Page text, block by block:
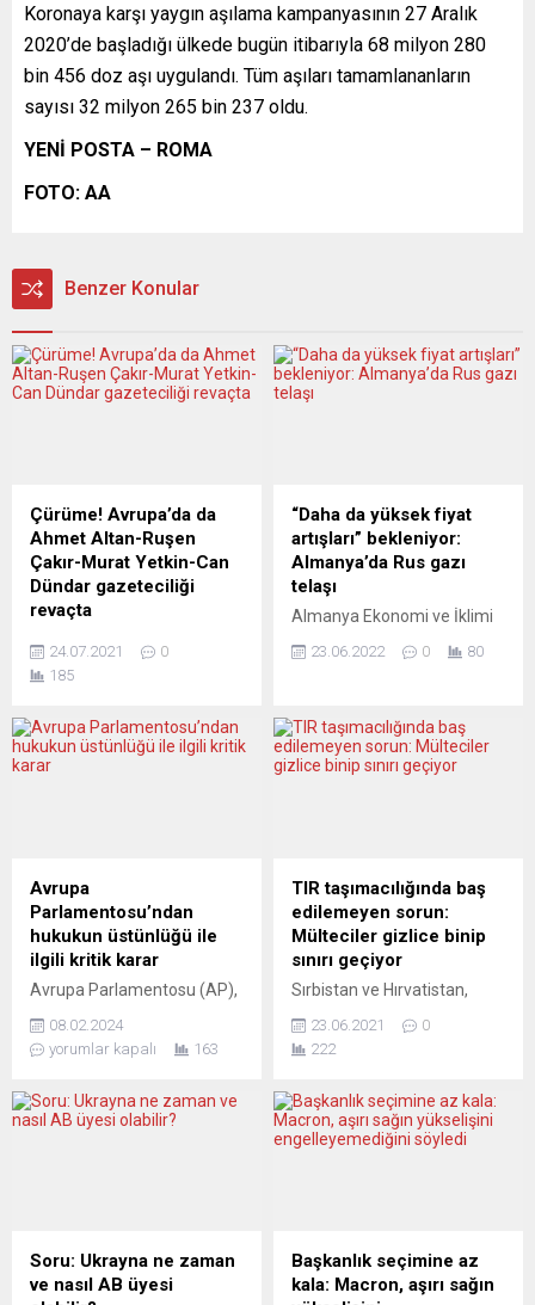
Koronaya karşı yaygın aşılama kampanyasının 27 Aralık
2020’de başladığı ülkede bugün itibarıyla 68 milyon 280
bin 456 doz aşı uygulandı. Tüm aşıları tamamlananların
sayısı 32 milyon 265 bin 237 oldu.
YENİ POSTA – ROMA
FOTO: AA
Benzer Konular
Çürüme! Avrupa’da da
Ahmet Altan-Ruşen
Çakır-Murat Yetkin-Can
Dündar gazeteciliği
revaçta
reziliydi: Gençken bazı sol
çevrelere bulaşmıştı ve
benzeyen, biraz eli kalem
tutan herkesin
Berberoğlu ve Nuray
Mertlerin gerçek babasıdır.
Biyolojik olmasa da,
“psikolojik dayısıdır”.
İslamofaşist ayılarla yatağa
girmişti ve yarasız beresiz o
yataktan...
24.07.2021
0
185
“Daha da yüksek fiyat
artışları” bekleniyor:
Almanya’da Rus gazı
telaşı
Almanya Ekonomi ve İklimi
Habeck, bir “gaz krizinin”
aşamalı Gaz Acil Durum
Planı’nın 2’nci aşaması olan
toplantısında, Alman
hükümetinin gaz arzında
yaşanabilecek ek kesintilere
hazırlanmaya devam
ettiğini söyledi. Doğal gazda
arz güvenliği için...
23.06.2022 0 80
Avrupa
Parlamentosu’ndan
hukukun üstünlüğü ile
ilgili kritik karar
Avrupa Parlamentosu (AP),
üstünlüğünün tehdit edildiği
yönünde ciddi endişeleri
Birliği (AB) Komisyonu’nu
harekete geçmeye çağırdı.
Yunanistan’da demokrasi,
hukukun üstünlüğü ve temel
haklara yönelik çok ciddi
08.02.2024
yorumlar kapalı
163
TIR taşımacılığında baş
edilemeyen sorun:
Mülteciler gizlice binip
sınırı geçiyor
Sırbistan ve Hırvatistan,
mültecilerin TIR’lara
saklanarak Batı Avrupa’ya
geçilemiyor. Taşımacılık
sektörünün ciddi bir
“mülteci sızmalarına” karşı
henüz kesin bir çözüm
bulunamaması nedeniyle
23.06.2021
0
222
Soru: Ukrayna ne zaman
ve nasıl AB üyesi
Başkanlık seçimine az
kala: Macron, aşırı sağın